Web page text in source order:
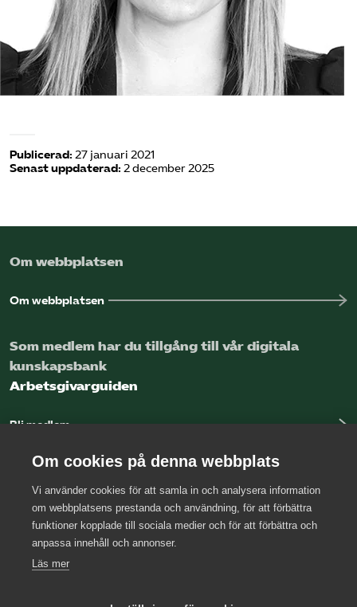
Bli medlem
Logga in på Arbetsgivarguiden
Publicerad: 27 januari 2021
Senast uppdaterad: 2 december 2025
Om webbplatsen
Om webbplatsen
Som medlem har du tillgång till vår digitala
kunskapsbank
Arbetsgivarguiden
Bli medlem
Kontakta oss
Press
Om cookies på denna webbplats
Vi använder cookies för att samla in och analysera information
om webbplatsens prestanda och användning, för att förbättra
funktioner kopplade till sociala medier och för att förbättra och
anpassa innehåll och annonser.
Läs mer